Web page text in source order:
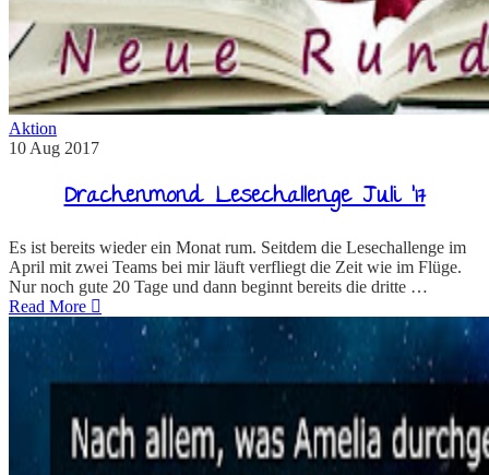
Aktion
10 Aug 2017
Drachenmond Lesechallenge Juli ’17
Es ist bereits wieder ein Monat rum. Seitdem die Lesechallenge im
April mit zwei Teams bei mir läuft verfliegt die Zeit wie im Flüge.
Nur noch gute 20 Tage und dann beginnt bereits die dritte …
Read More